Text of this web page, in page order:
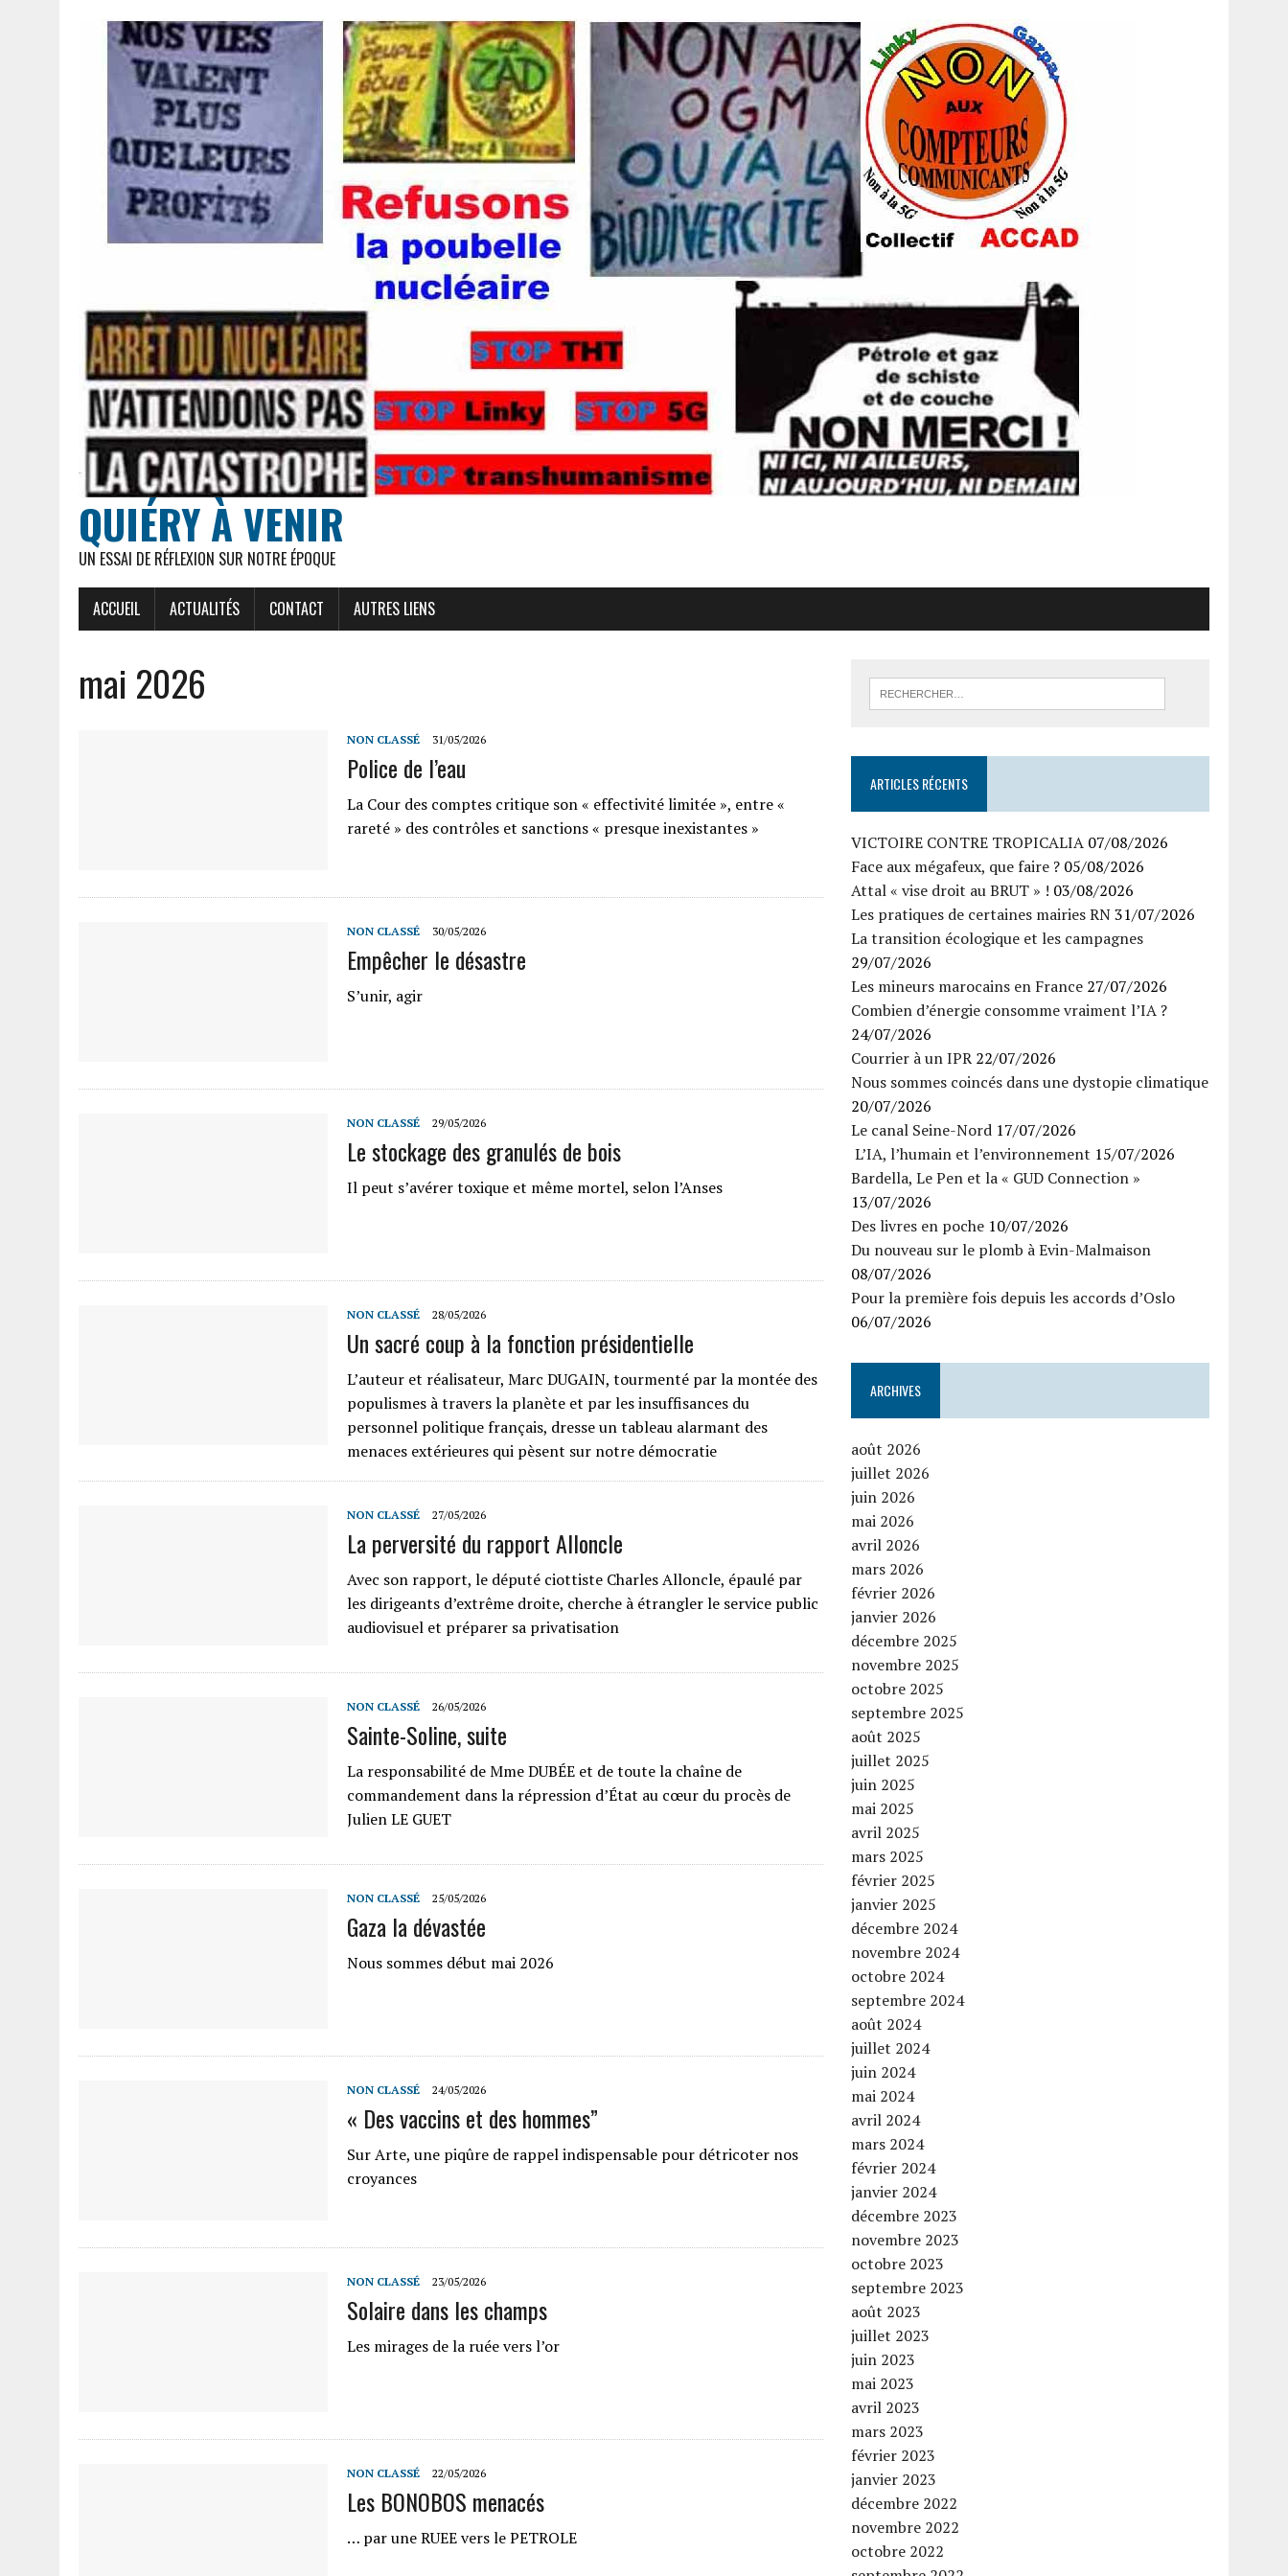
QUIÉRY À VENIR
UN ESSAI DE RÉFLEXION SUR NOTRE ÉPOQUE
ACCUEIL ACTUALITÉS CONTACT AUTRES LIENS
mai 2026
NON CLASSÉ 31/05/2026
Police de l’eau
La Cour des comptes critique son « effectivité limitée », entre «
rareté » des contrôles et sanctions « presque inexistantes »
NON CLASSÉ 30/05/2026
Empêcher le désastre
S’unir, agir
NON CLASSÉ 29/05/2026
Le stockage des granulés de bois
Il peut s’avérer toxique et même mortel, selon l’Anses
NON CLASSÉ 28/05/2026
Un sacré coup à la fonction présidentielle
L’auteur et réalisateur, Marc DUGAIN, tourmenté par la montée des
populismes à travers la planète et par les insuffisances du
personnel politique français, dresse un tableau alarmant des
menaces extérieures qui pèsent sur notre démocratie
NON CLASSÉ 27/05/2026
La perversité du rapport Alloncle
Avec son rapport, le député ciottiste Charles Alloncle, épaulé par
les dirigeants d’extrême droite, cherche à étrangler le service public
audiovisuel et préparer sa privatisation
NON CLASSÉ 26/05/2026
Sainte-Soline, suite
La responsabilité de Mme DUBÉE et de toute la chaîne de
commandement dans la répression d’État au cœur du procès de
Julien LE GUET
NON CLASSÉ 25/05/2026
Gaza la dévastée
Nous sommes début mai 2026
NON CLASSÉ 24/05/2026
« Des vaccins et des hommes”
Sur Arte, une piqûre de rappel indispensable pour détricoter nos
croyances
NON CLASSÉ 23/05/2026
Solaire dans les champs
Les mirages de la ruée vers l’or
NON CLASSÉ 22/05/2026
Les BONOBOS menacés
… par une RUEE vers le PETROLE
ARTICLES RÉCENTS
VICTOIRE CONTRE TROPICALIA 07/08/2026
Face aux mégafeux, que faire ? 05/08/2026
Attal « vise droit au BRUT » ! 03/08/2026
Les pratiques de certaines mairies RN31/07/2026
La transition écologique et les campagnes
29/07/2026
Les mineurs marocains en France 27/07/2026
Combien d’énergie consomme vraiment l’IA ?
24/07/2026
Courrier à un IPR 22/07/2026
Nous sommes coincés dans une dystopie climatique
20/07/2026
Le canal Seine-Nord 17/07/2026
L’IA, l’humain et l’environnement 15/07/2026
Bardella, Le Pen et la « GUD Connection »
13/07/2026
Des livres en poche 10/07/2026
Du nouveau sur le plomb à Evin-Malmaison
08/07/2026
Pour la première fois depuis les accords d’Oslo
06/07/2026
ARCHIVES
août 2026
juillet 2026
juin 2026
mai 2026
avril 2026
mars 2026
février 2026
janvier 2026
décembre 2025
novembre 2025
octobre 2025
septembre 2025
août 2025
juillet 2025
juin 2025
mai 2025
avril 2025
mars 2025
février 2025
janvier 2025
décembre 2024
novembre 2024
octobre 2024
septembre 2024
août 2024
juillet 2024
juin 2024
mai 2024
avril 2024
mars 2024
février 2024
janvier 2024
décembre 2023
novembre 2023
octobre 2023
septembre 2023
août 2023
juillet 2023
juin 2023
mai 2023
avril 2023
mars 2023
février 2023
janvier 2023
décembre 2022
novembre 2022
octobre 2022